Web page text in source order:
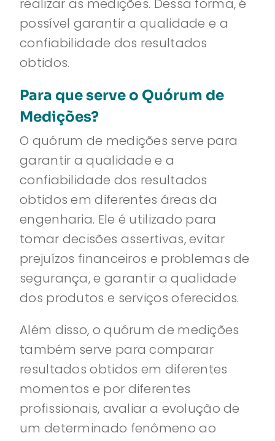
realizar as medições. Dessa forma, é
possível garantir a qualidade e a
confiabilidade dos resultados
obtidos.
Para que serve o Quórum de
Medições?
O quórum de medições serve para
garantir a qualidade e a
confiabilidade dos resultados
obtidos em diferentes áreas da
engenharia. Ele é utilizado para
tomar decisões assertivas, evitar
prejuízos financeiros e problemas de
segurança, e garantir a qualidade
dos produtos e serviços oferecidos.
Além disso, o quórum de medições
também serve para comparar
resultados obtidos em diferentes
momentos e por diferentes
profissionais, avaliar a evolução de
um determinado fenômeno ao